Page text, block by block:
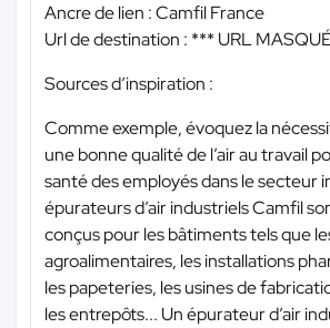
Ancre de lien : Camfil France
Url de destination : *** URL
Sources d’inspiration :
Comme exemple, évoquez la
une bonne qualité de l’air au travail
santé des employés dans le secteur
épurateurs d’air industriels Camfil
conçus pour les bâtiments tels que
agroalimentaires, les installations
les papeteries, les usines de
les entrepôts... Un épurateur d’air